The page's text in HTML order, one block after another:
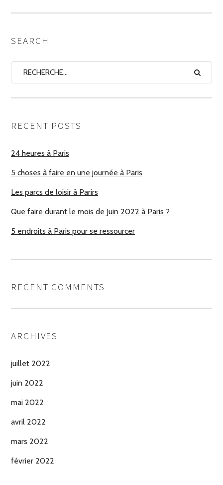
AUTEURS
SEARCH
RECENT POSTS
24 heures à Paris
5 choses à faire en une journée à Paris
Les parcs de loisir à Parirs
Que faire durant le mois de Juin 2022 à Paris ?
5 endroits à Paris pour se ressourcer
RECENT COMMENTS
ARCHIVES
juillet 2022
juin 2022
mai 2022
avril 2022
mars 2022
février 2022